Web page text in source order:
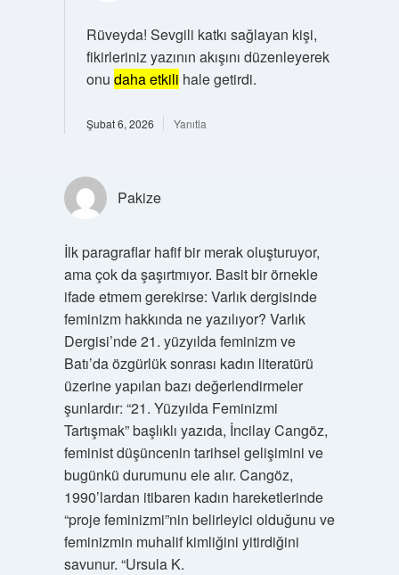
Rüveyda! Sevgili katkı sağlayan kişi,
fikirleriniz yazının akışını düzenleyerek
onu daha etkili hale getirdi.
Şubat 6, 2026 Yanıtla
Pakize
İlk paragraflar hafif bir merak oluşturuyor,
ama çok da şaşırtmıyor. Basit bir örnekle
ifade etmem gerekirse: Varlık dergisinde
feminizm hakkında ne yazılıyor? Varlık
Dergisi’nde 21. yüzyılda feminizm ve
Batı’da özgürlük sonrası kadın literatürü
üzerine yapılan bazı değerlendirmeler
şunlardır: “21. Yüzyılda Feminizmi
Tartışmak” başlıklı yazıda, İncilay Cangöz,
feminist düşüncenin tarihsel gelişimini ve
bugünkü durumunu ele alır. Cangöz,
1990’lardan itibaren kadın hareketlerinde
“proje feminizmi”nin belirleyici olduğunu ve
feminizmin muhalif kimliğini yitirdiğini
savunur. “Ursula K.